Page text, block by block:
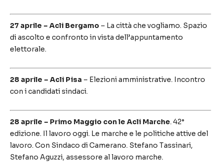
27 aprile – Acli Bergamo – La città che vogliamo. Spazio
di ascolto e confronto in vista dell’appuntamento
elettorale.
28 aprile – Acli Pisa – Elezioni amministrative. Incontro
con i candidati sindaci.
28 aprile – Primo Maggio con le Acli Marche. 42°
edizione. Il lavoro oggi. Le marche e le politiche attive del
lavoro. Con Sindaco di Camerano. Stefano Tassinari,
Stefano Aguzzi, assessore al lavoro marche.